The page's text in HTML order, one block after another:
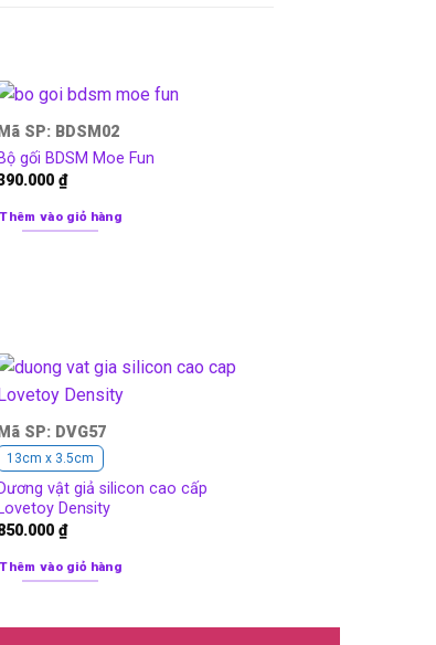
Mã SP: BDSM02
Bộ gối BDSM Moe Fun
₫
Thêm vào giỏ hàng
Mã SP: DVG57
13cm x 3.5cm
Dương vật giả silicon cao cấp
Lovetoy Density
₫
Thêm vào giỏ hàng